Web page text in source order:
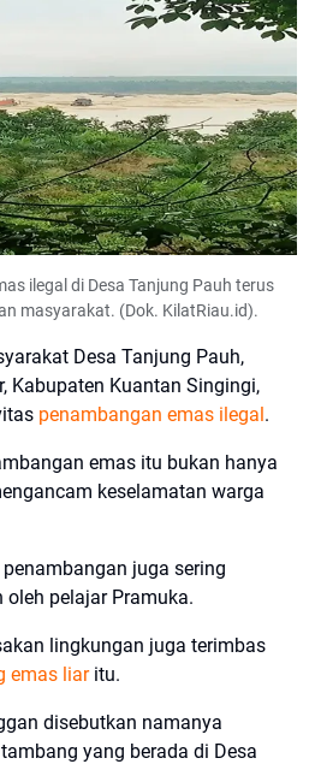
ilegal di Desa Tanjung Pauh terus
masyarakat. (Dok. KilatRiau.id).
Desa Tanjung Pauh,
Kabupaten Kuantan Singingi,
penambangan emas ilegal.
emas itu bukan hanya
keselamatan warga
juga sering
pelajar Pramuka.
lingkungan juga terimbas
emas liaritu.
disebutkan namanya
yang berada di Desa